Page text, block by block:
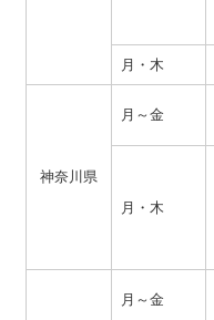
月・木
神奈川県
月～金
月・木
月～金